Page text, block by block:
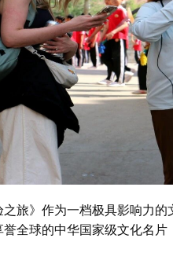
》作为一档极具影响力的
全球的中华国家级文化名片